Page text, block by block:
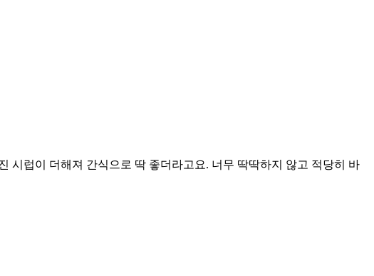
시럽이 더해져 간식으로 딱 좋더라고요. 너무 딱딱하지 않고 적당히 바